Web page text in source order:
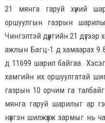
21 мянга гаруй хүний
оршуулгын газрын шарилыг
Чингэлтэй дүүргийн 21
ажлын Багц-1 д хамаарах
д 11699 шарил байгаа.
хамгийн их оршуулгатай
газрын 10 орчим га
мянга гаруй шарилыг ар
нүүлгэн шилжүүлж зармыг нь